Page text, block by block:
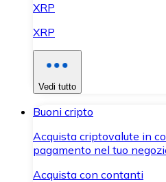
XRP
XRP
Vedi tutto
Buoni cripto
Acquista criptovalute in
pagamento nel tuo
Acquista con contanti